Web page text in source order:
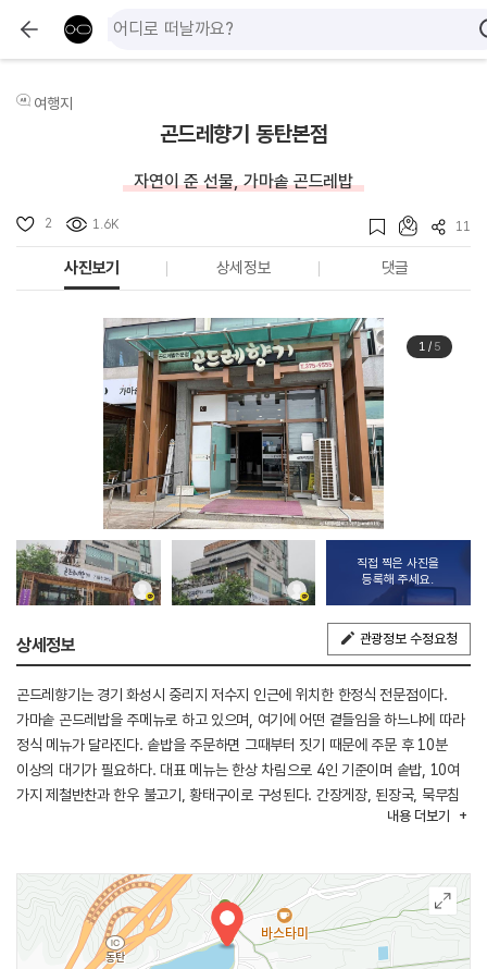
여행지
곤드레향기 동탄본점
자연이 준 선물, 가마솥 곤드레밥
2 1.6K 11
사진보기 상세정보 댓글
1/ 5
직접 찍은 사진을
등록해 주세요.
상세정보 관광정보 수정요청
곤드레향기는 경기 화성시 중리지 저수지 인근에 위치한 한정식 전문점이다.
가마솥 곤드레밥을 주메뉴로 하고 있으며, 여기에 어떤 곁들임을 하느냐에 따라
정식 메뉴가 달라진다. 솥밥을 주문하면 그때부터 짓기 때문에 주문 후 10분
이상의 대기가 필요하다. 대표 메뉴는 한상 차림으로 4인 기준이며 솥밥, 10여
가지 제철반찬과 한우 불고기, 황태구이로 구성된다. 간장게장, 된장국, 묵무침
등 반찬들이 곁들여 나온다. 깔끔하고 아늑한 분위기 속에서 고급스러운
내용 더보기